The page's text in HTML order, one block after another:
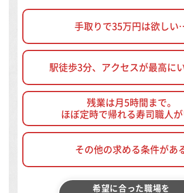
手取りで35万円は欲しい
駅徒歩3分、アクセスが最高に
残業は月5時間まで。
ほぼ定時で帰れる寿司職人
その他の求める条件があ
希望に合った職場を